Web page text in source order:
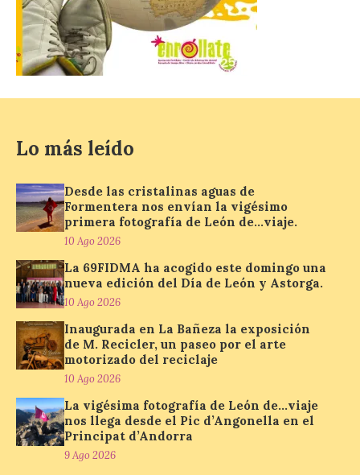
CIUDEN acoge un nuevo
gran proyecto expositivo
Eduardo Chillida con el
10 Ago 2026
La Térmica Cultural
albergará hasta el 10 de
enero de 2027 la muestra
‘Eduardo Chillida. Pensar
con las manos’, formada
por 125 piezas de una de las figuras
esenciales del arte contemporáneo.
Hierro, vacío y memoria industrial
marcan esta exposición […]
Protección Civil activa la
fase de Preemergencia en
Situación Operativa 1 del
Plan Estatal General de
Emergencias ante los
riesgos potenciales
asociados al eclipse
Lo más leído
Desde las cristalinas aguas de
Formentera nos envían la vigésimo
primera fotografía de León de…viaje.
10 Ago 2026
La 69FIDMA ha acogido este domingo una
nueva edición del Día de León y Astorga.
10 Ago 2026
Inaugurada en La Bañeza la exposición
de M. Recicler, un paseo por el arte
motorizado del reciclaje
10 Ago 2026
La vigésima fotografía de León de…viaje
nos llega desde el Pic d’Angonella en el
Principat d’Andorra
9 Ago 2026